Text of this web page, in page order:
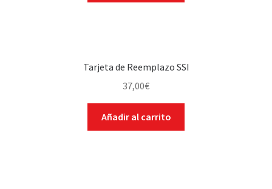
Tarjeta de Reemplazo SSI
37,00€
Añadir al carrito